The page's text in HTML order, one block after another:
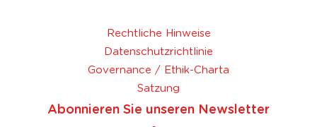
Rechtliche Hinweise
Datenschutzrichtlinie
Governance / Ethik-Charta
Satzung
Abonnieren Sie unseren Newsletter